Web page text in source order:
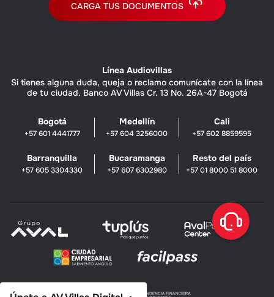
CARGA TUS DOCUMENTOS
Línea Audiovillas
Si tienes alguna duda, queja o reclamo comunícate con la línea
de tu ciudad. Banco AV Villas Cr. 13 No. 26A-47 Bogotá
Bogotá
+57 601 4441777
Medellín
+57 604 3256000
Cali
+57 602 8859595
Barranquilla
+57 605 3304330
Bucaramanga
+57 607 6302980
Resto del país
+57 01 8000 51 8000